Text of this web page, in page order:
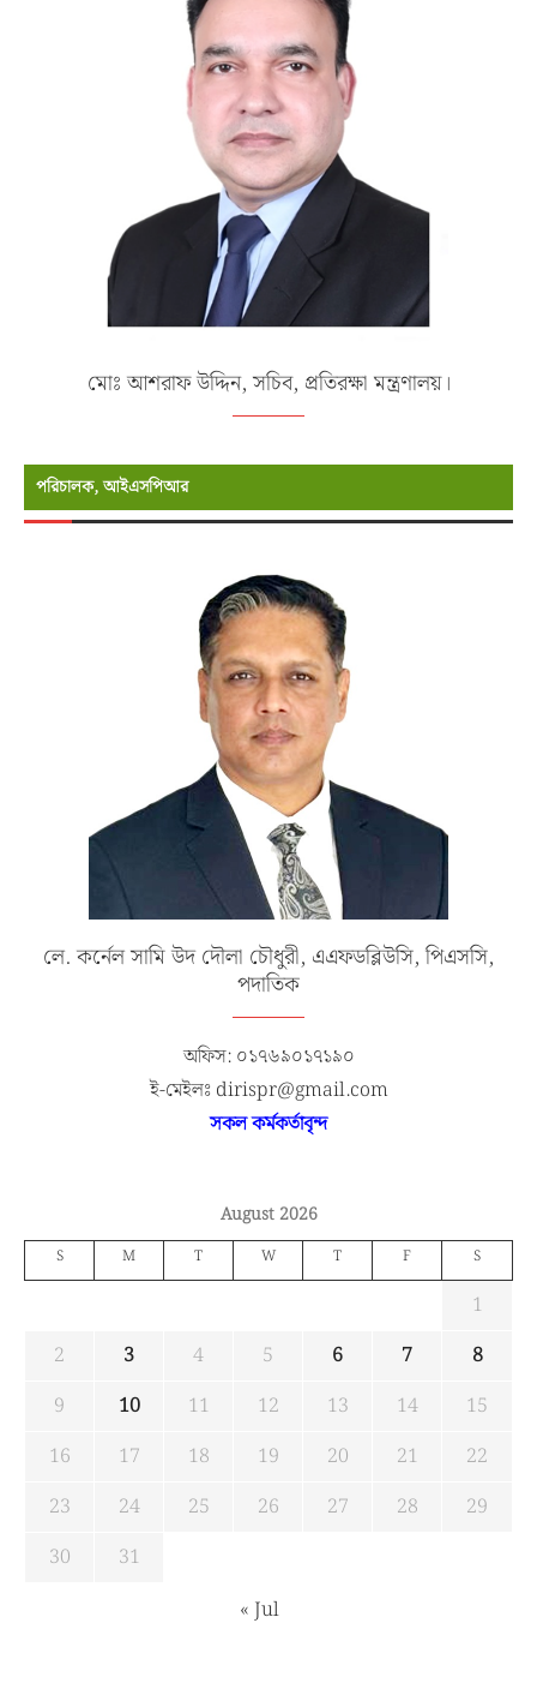
মোঃ আশরাফ উদ্দিন, সচিব, প্রতিরক্ষা মন্ত্রণালয়।
পরিচালক, আইএসপিআর
লে. কর্নেল সামি উদ দৌলা চৌধুরী, এএফডব্লিউসি, পিএসসি,
পদাতিক
অফিস: ০১৭৬৯০১৭১৯০
ই-মেইলঃ dirispr@gmail.com
সকল কর্মকর্তাবৃন্দ
August 2026
S M T W T F S
1
2
3 4 5 6 7
8
9
10 11 12 13 14
15
16
17 18 19 20 21
22
23
24 25 26 27 28
29
30
31
« Jul